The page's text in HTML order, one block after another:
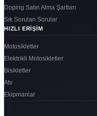
Doping Satın Alma Şartları
Sık Sorulan Sorular
HIZLI ERIŞIM
Motosikletler
Elektrikli Motosikletler
Bisikletler
Atv
Ekipmanlar